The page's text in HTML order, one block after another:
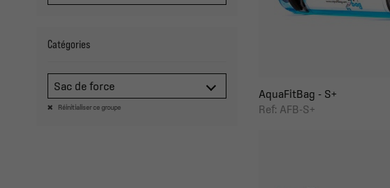
Catégories
Sac de force
Réinitialiser ce groupe
AquaFitBag - S+
Ref: AFB-S+